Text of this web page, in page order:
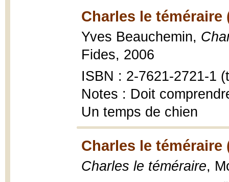
Charles le téméraire
Yves Beauchemin,
Fides, 2006
ISBN : 2-7621-2721-1
Notes : Doit
Un temps de chien
Charles le téméraire
Charles le téméraire,